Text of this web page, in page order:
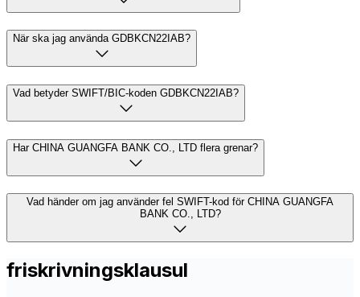
När ska jag använda GDBKCN22IAB?
Vad betyder SWIFT/BIC-koden GDBKCN22IAB?
Har CHINA GUANGFA BANK CO., LTD flera grenar?
Vad händer om jag använder fel SWIFT-kod för CHINA GUANGFA
BANK CO., LTD?
friskrivningsklausul